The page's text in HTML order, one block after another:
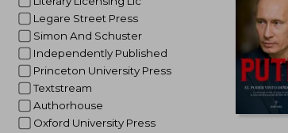
Legare Street Press
Simon And Schuster
Independently Published
Princeton University Press
Textstream
Authorhouse
Oxford University Press
50%
dcto.